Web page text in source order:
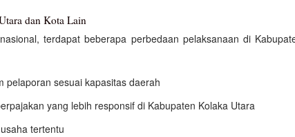
dan Kota Lain
terdapat beberapa perbedaan pelaksanaan di
pelaporan sesuai kapasitas daerah
yang lebih responsif di Kabupaten Kolaka Utara
tertentu